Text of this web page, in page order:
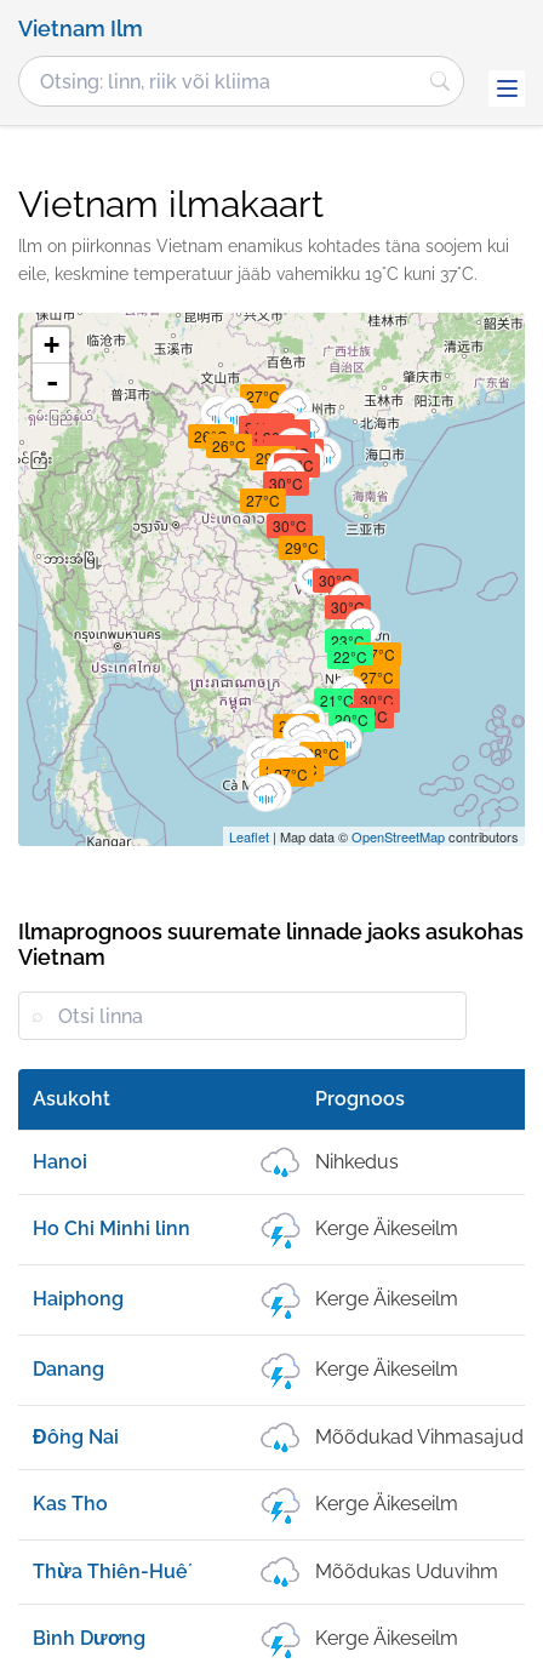
Vietnam Ilm
Vietnam ilmakaart
Ilm on piirkonnas Vietnam enamikus kohtades täna soojem kui
eile, keskmine temperatuur jääb vahemikku 19°C kuni 37°C.
30°C
30°C
30°C
30°C
30°C
27°C
23°C
26°C
22°C
30°C
30°C
27°C
29°C30°C
20°C
30°C
30°C
27°C
27°C
26°C
30°C
27°C
31°C
27°C
30°C
28°C
21°C
27°C
29°C
30°C
27°C
31°C
+
-
Leaflet | Map data ©OpenStreetMapcontributors
Ilmaprognoos suuremate linnade jaoks asukohas
Vietnam
Asukoht Prognoos
Hanoi Nihkedus
Ho Chi Minhi linn Kerge Äikeseilm
Haiphong Kerge Äikeseilm
Danang Kerge Äikeseilm
Đồng Nai Mõõdukad Vihmasajud
Kas Tho Kerge Äikeseilm
Thừa Thiên-Huế Mõõdukas Uduvihm
Bình Dương Kerge Äikeseilm